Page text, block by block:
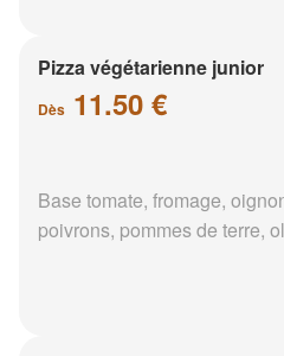
Pizza végétarienne junior
Dès 11.50 €
Base tomate, fromage,
poivrons, pommes de terre,